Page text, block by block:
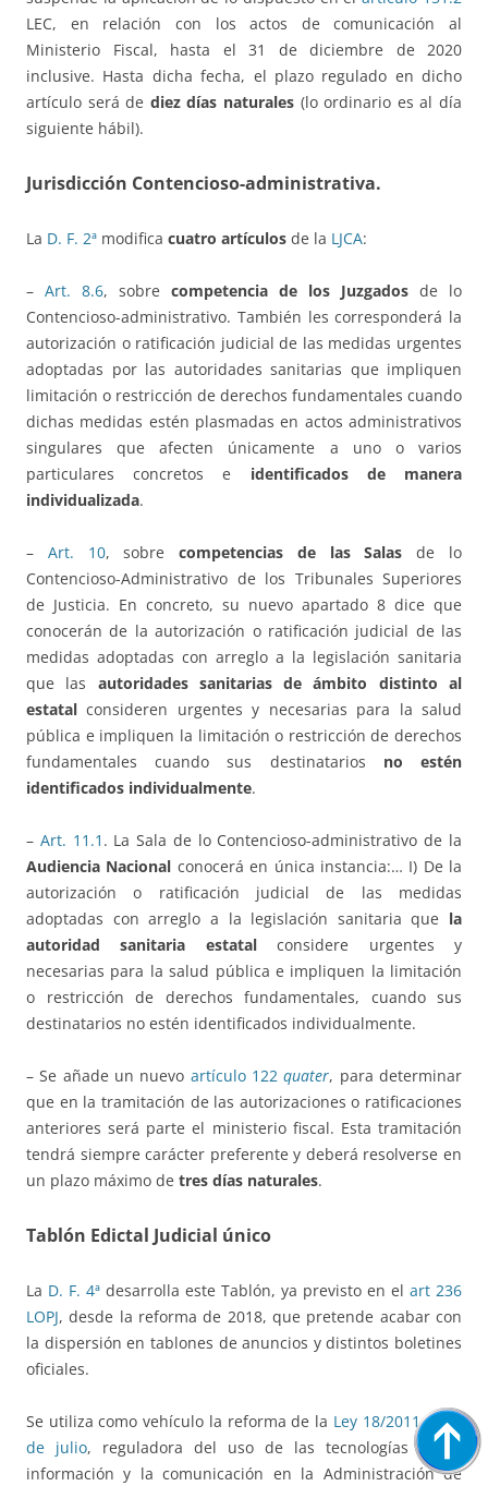
LEC, en relación con los actos de comunicación al
Ministerio Fiscal, hasta el 31 de diciembre de 2020
inclusive. Hasta dicha fecha, el plazo regulado en dicho
artículo será de diez días naturales (lo ordinario es al día
siguiente hábil).
Jurisdicción Contencioso-administrativa.
La D. F. 2ª modifica cuatro artículos de la LJCA:
– Art. 8.6, sobre competencia de los Juzgados de lo
Contencioso-administrativo. También les corresponderá la
autorización o ratificación judicial de las medidas urgentes
adoptadas por las autoridades sanitarias que impliquen
limitación o restricción de derechos fundamentales cuando
dichas medidas estén plasmadas en actos administrativos
singulares que afecten únicamente a uno o varios
particulares concretos e identificados de manera
individualizada.
– Art. 10, sobrecompetencias de las Salas de lo
Contencioso-Administrativo de los Tribunales Superiores
de Justicia. En concreto, su nuevo apartado 8 dice que
conocerán de la autorización o ratificación judicial de las
medidas adoptadas con arreglo a la legislación sanitaria
que las autoridades sanitarias de ámbito distinto al
estatal consideren urgentes y necesarias para la salud
pública e impliquen la limitación o restricción de derechos
fundamentales cuando sus destinatarios no estén
identificados individualmente.
– Art. 11.1 . La Sala de lo Contencioso-administrativo de la
Audiencia Nacional conocerá en única instancia:… I) De la
autorización o ratificación judicial de las medidas
adoptadas con arreglo a la legislación sanitaria que la
autoridad sanitaria estatalconsidere urgentes y
necesarias para la salud pública e impliquen la limitación
o restricción de derechos fundamentales, cuando sus
destinatarios no estén identificados individualmente.
– Se añade un nuevo artículo 122quater, para determinar
que en la tramitación de las autorizaciones o ratificaciones
anteriores será parte el ministerio fiscal. Esta tramitación
tendrá siempre carácter preferente y deberá resolverse en
un plazo máximo de tres días naturales.
Tablón Edictal Judicial único
La D. F. 4ª desarrolla este Tablón, ya previsto en el art 236
LOPJ, desde la reforma de 2018, que pretende acabar con
la dispersión en tablones de anuncios y distintos boletines
oficiales.
Se utiliza como vehículo la reforma de la Ley 18/2011, de 5
de julio, reguladora del uso de las tecnologías de la
información y la comunicación en la Administración de